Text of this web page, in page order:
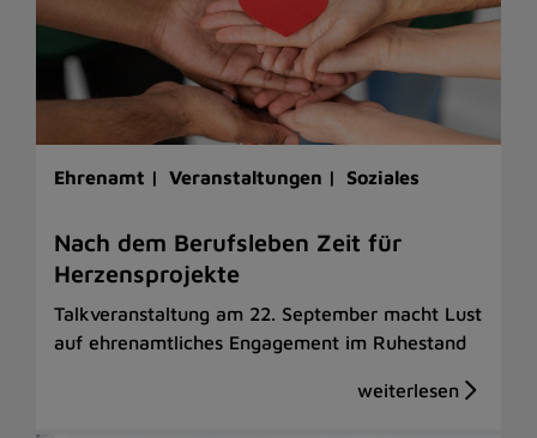
Ehrenamt | Veranstaltungen | Soziales
Nach dem Berufsleben Zeit für
Herzensprojekte
Talkveranstaltung am 22. September macht Lust
auf ehrenamtliches Engagement im Ruhestand